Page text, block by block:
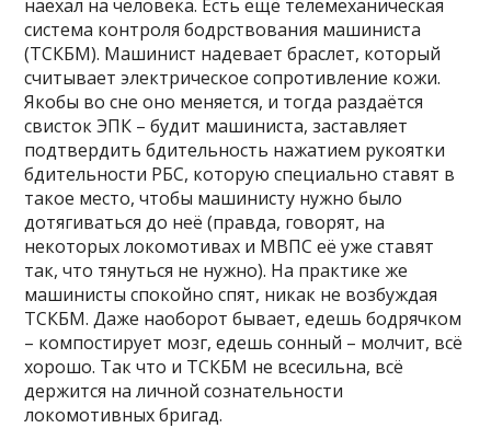
наехал на человека. Есть ещё телемеханическая
система контроля бодрствования машиниста
(ТСКБМ). Машинист надевает браслет, который
считывает электрическое сопротивление кожи.
Якобы во сне оно меняется, и тогда раздаётся
свисток ЭПК – будит машиниста, заставляет
подтвердить бдительность нажатием рукоятки
бдительности РБС, которую специально ставят в
такое место, чтобы машинисту нужно было
дотягиваться до неё (правда, говорят, на
некоторых локомотивах и МВПС её уже ставят
так, что тянуться не нужно). На практике же
машинисты спокойно спят, никак не возбуждая
ТСКБМ. Даже наоборот бывает, едешь бодрячком
– компостирует мозг, едешь сонный – молчит, всё
хорошо. Так что и ТСКБМ не всесильна, всё
держится на личной сознательности
локомотивных бригад.